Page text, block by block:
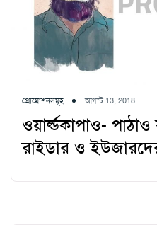
প্রোমোশনসমূহ আগস্ট 13, 2018
ওয়ার্ল্ডকাপাও-
রাইডার ও